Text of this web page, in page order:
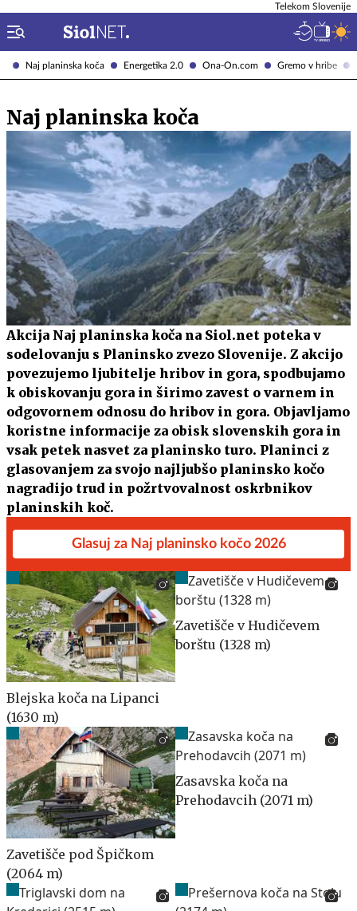
Naj planinska koča Energetika 2.0 Ona-On.com Gremo v hribe
Telekom Slovenije
Naj planinska koča
Akcija Naj planinska koča na Siol.net poteka v
sodelovanju s Planinsko zvezo Slovenije. Z akcijo
povezujemo ljubitelje hribov in gora, spodbujamo
k obiskovanju gora in širimo zavest o varnem in
odgovornem odnosu do hribov in gora. Objavljamo
koristne informacije za obisk slovenskih gora in
vsak petek nasvet za planinsko turo. Planinci z
glasovanjem za svojo najljubšo planinsko kočo
nagradijo trud in požrtvovalnost oskrbnikov
planinskih koč.
Glasuj za Naj planinsko kočo 2026
Blejska koča na Lipanci
(1630 m)
Zavetišče v Hudičevem
borštu (1328 m)
Zavetišče pod Špičkom
(2064 m)
Zasavska koča na
Prehodavcih (2071 m)